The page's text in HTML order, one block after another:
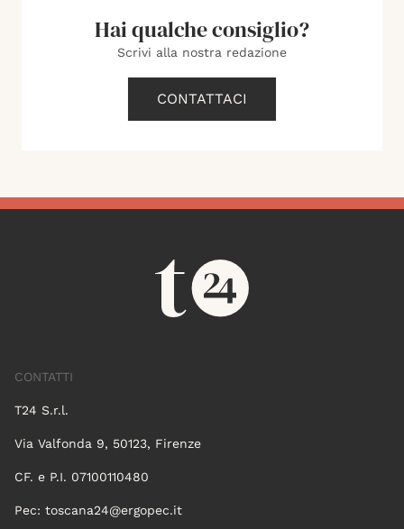
Hai qualche consiglio?
Scrivi alla nostra redazione
CONTATTACI
CONTATTI
T24 S.r.l.
Via Valfonda 9, 50123, Firenze
CF. e P.I. 07100110480
Pec: toscana24@ergopec.it